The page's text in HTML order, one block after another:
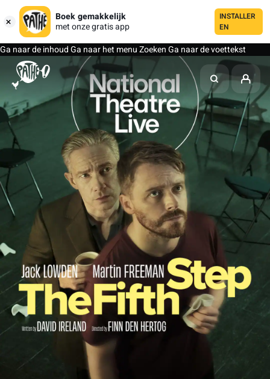
Boek gemakkelijk
met onze gratis app
INSTALLER
EN
Ga naar de inhoudGa naar het menuZoekenGa naar de voettekst